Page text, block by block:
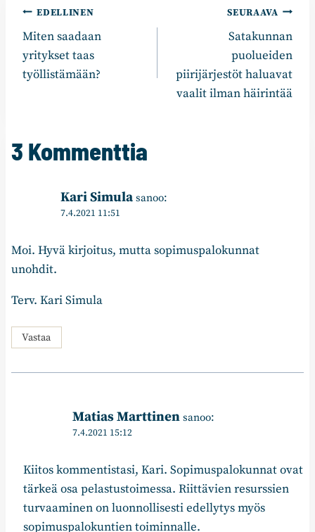
Artikkelien
selaus
EDELLINEN
Miten saadaan
yritykset taas
työllistämään?
SEURAAVA
Satakunnan
puolueiden
piirijärjestöt haluavat
vaalit ilman häirintää
3 Kommenttia
Kari Simula sanoo:
7.4.2021 11:51
Moi. Hyvä kirjoitus, mutta sopimuspalokunnat
unohdit.
Terv. Kari Simula
Vastaa
Matias Marttinen sanoo:
7.4.2021 15:12
Kiitos kommentistasi, Kari. Sopimuspalokunnat ovat
tärkeä osa pelastustoimessa. Riittävien resurssien
turvaaminen on luonnollisesti edellytys myös
sopimuspalokuntien toiminnalle.